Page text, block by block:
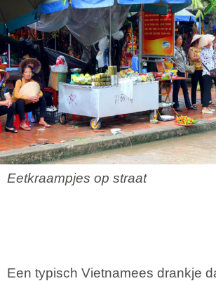
Eetkraampjes op straat
Een typisch Vietnamees drankje